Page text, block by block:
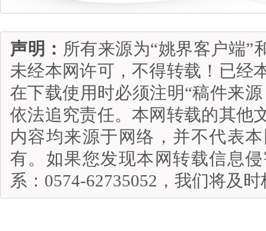
声明： 所有来源为“姚界客户端”
未经本网许可，不得转载！已经
在下载使用时必须注明“稿件来
依法追究责任。本网转载的其他
内容均来源于网络，并不代表
有。如果您发现本网转载信息
系：0574-62735052，我们将及